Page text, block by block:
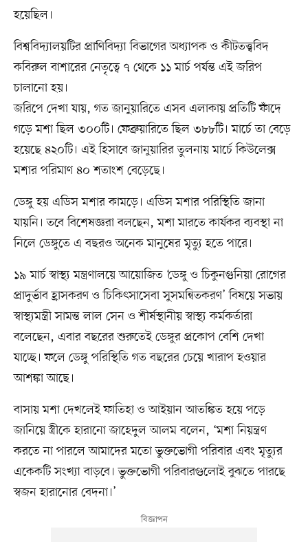
হয়েছিল।
বিশ্ববিদ্যালয়টির প্রাণিবিদ্যা বিভাগের অধ্যাপক ও কীটতত্ত্ববিদ
কবিরুল বাশারের নেতৃত্বে ৭ থেকে ১১ মার্চ পর্যন্ত এই জরিপ
চালানো হয়।
জরিপে দেখা যায়, গত জানুয়ারিতে এসব এলাকায় প্রতিটি ফাঁদে
গড়ে মশা ছিল ৩০০টি। ফেব্রুয়ারিতে ছিল ৩৮৮টি। মার্চে তা বেড়ে
হয়েছে ৪২০টি। এই হিসাবে জানুয়ারির তুলনায় মার্চে কিউলেক্স
মশার পরিমাণ ৪০ শতাংশ বেড়েছে।
ডেঙ্গু হয় এডিস মশার কামড়ে। এডিস মশার পরিস্থিতি জানা
যায়নি। তবে বিশেষজ্ঞরা বলছেন, মশা মারতে কার্যকর ব্যবস্থা না
নিলে ডেঙ্গুতে এ বছরও অনেক মানুষের মৃত্যু হতে পারে।
১৯ মার্চ স্বাস্থ্য মন্ত্রণালয়ে আয়োজিত ‘ডেঙ্গু ও চিকুনগুনিয়া রোগের
প্রাদুর্ভাব হ্রাসকরণ ও চিকিৎসাসেবা সুসমন্বিতকরণ’ বিষয়ে সভায়
স্বাস্থ্যমন্ত্রী সামন্ত লাল সেন ও শীর্ষস্থানীয় স্বাস্থ্য কর্মকর্তারা
বলেছেন, এবার বছরের শুরুতেই ডেঙ্গুর প্রকোপ বেশি দেখা
যাচ্ছে। ফলে ডেঙ্গু পরিস্থিতি গত বছরের চেয়ে খারাপ হওয়ার
আশঙ্কা আছে।
বাসায় মশা দেখলেই ফাতিহা ও আইয়ান আতঙ্কিত হয়ে পড়ে
জানিয়ে স্ত্রীকে হারানো জাহেদুল আলম বলেন, ‘মশা নিয়ন্ত্রণ
করতে না পারলে আমাদের মতো ভুক্তভোগী পরিবার এবং মৃত্যুর
একেকটি সংখ্যা বাড়বে। ভুক্তভোগী পরিবারগুলোই বুঝতে পারছে
স্বজন হারানোর বেদনা।’